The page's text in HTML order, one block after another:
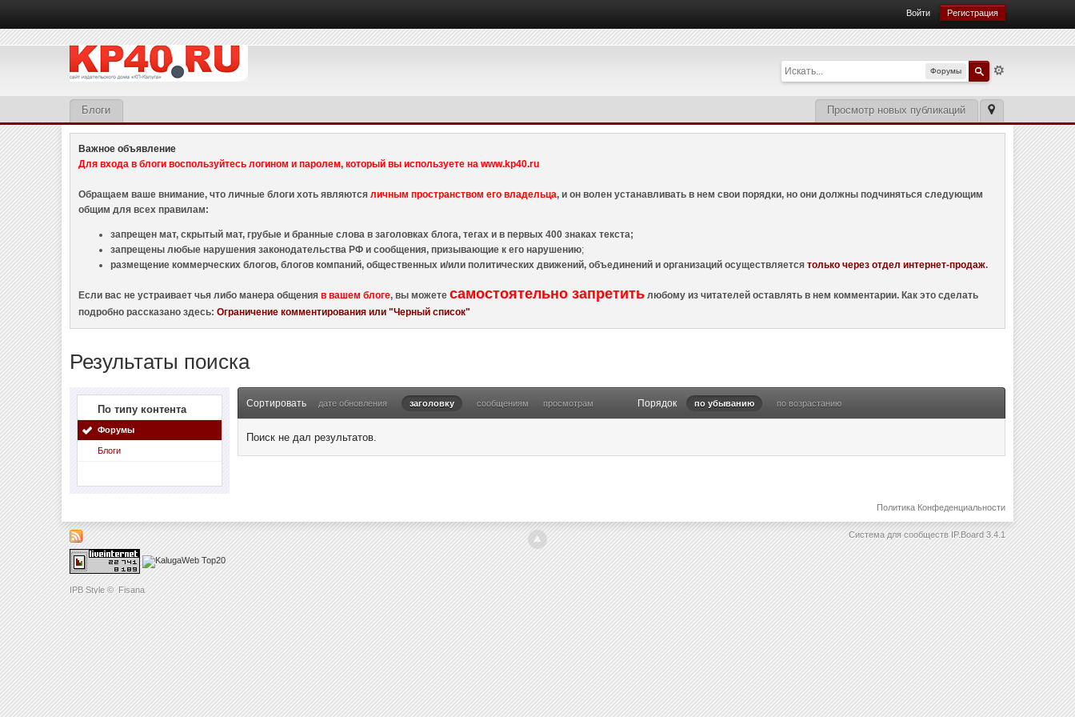
IPB Style © Fisana
Войти Регистрация
Форумы
Просмотр новых публикаций
Блоги
Важное объявление
Для входа в блоги воспользуйтесь логином и паролем, который вы используете на www.kp40.ru
Обращаем ваше внимание, что личные блоги хоть являютсяличным пространством его владельца, и он волен устанавливать в нем свои порядки, но они должны подчиняться следующим
общим для всех правилам:
запрещен мат, скрытый мат, грубые и бранные слова в заголовках блога, тегах и в первых 400 знаках текста;
запрещены любые нарушения законодательства РФ и сообщения, призывающие к его нарушению;
размещение коммерческих блогов, блогов компаний, общественных и/или политических движений, объединений и организаций осуществляетсятолько через отдел интернет-продаж.
Если вас не устраивает чья либо манера общенияв вашем блоге, вы можетесамостоятельно запретить любому из читателей оставлять в нем комментарии. Как это сделать
подробно рассказано здесь:Ограничение комментирования или "Черный список"
Результаты поиска
По типу контента
Форумы
Блоги
Сортировать дате обновления заголовку сообщениям просмотрам Порядок по убыванию по возрастанию
Поиск не дал результатов.
Политика Конфеденциальности
Система для сообществ IP.Board 3.4.1